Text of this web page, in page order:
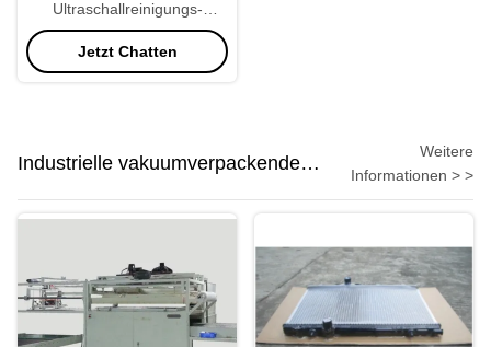
Ultraschallreinigungs-
Maschine 28KHZ
Jetzt Chatten
Industrielle vakuumverpackende
Weitere
Informationen > >